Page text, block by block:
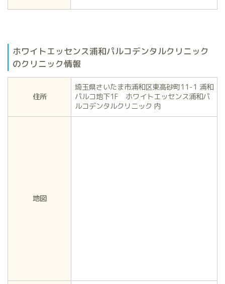
ホワイトエッセンス浦和パルコデンタルクリニック
のクリニック情報
住所
埼玉県さいたま市浦和区東高砂町11-1 浦和
パルコ地下1F ホワイトエッセンス浦和パ
ルコデンタルクリニック 内
地図